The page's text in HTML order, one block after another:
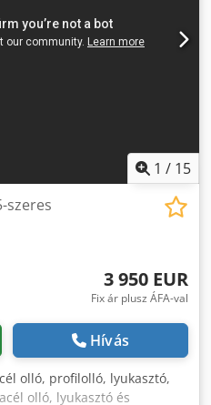
1 / 15
szeres
3 950 EUR
Fix ár plusz ÁFA-val
Hívás
olló, profilolló, lyukasztó,
olló, lyukasztó és